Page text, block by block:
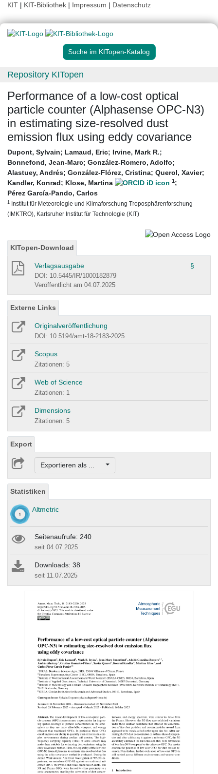
KIT | KIT-Bibliothek | Impressum | Datenschutz
Suche im KITopen-Katalog
Repository KITopen
Performance of a low-cost optical
particle counter (Alphasense OPC-N3)
in estimating size-resolved dust
emission flux using eddy covariance
Dupont, Sylvain; Lamaud, Eric; Irvine, Mark R.;
Bonnefond, Jean-Marc; González-Romero, Adolfo;
Alastuey, Andrés; González-Flórez, Cristina; Querol, Xavier;
Kandler, Konrad; Klose, Martina 1;
Pérez García-Pando, Carlos
1 Institut für Meteorologie und Klimaforschung Troposphärenforschung
(IMKTRO), Karlsruher Institut für Technologie (KIT)
KITopen-Download
Verlagsausgabe §
DOI: 10.5445/IR/1000182879
Veröffentlicht am 04.07.2025
Externe Links
Originalveröffentlichung
DOI: 10.5194/amt-18-2183-2025
Scopus
Zitationen: 5
Web of Science
Zitationen: 1
Dimensions
Zitationen: 5
Export
Exportieren als ...
Statistiken
Altmetric
Seitenaufrufe: 240
seit 04.07.2025
Downloads: 38
seit 11.07.2025